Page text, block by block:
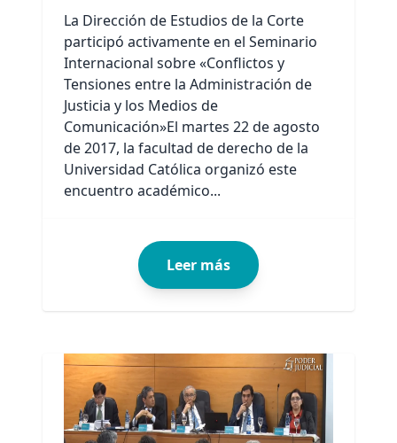
La Dirección de Estudios de la Corte
participó activamente en el Seminario
Internacional sobre «Conflictos y
Tensiones entre la Administración de
Justicia y los Medios de
Comunicación»El martes 22 de agosto
de 2017, la facultad de derecho de la
Universidad Católica organizó este
encuentro académico...
Leer más